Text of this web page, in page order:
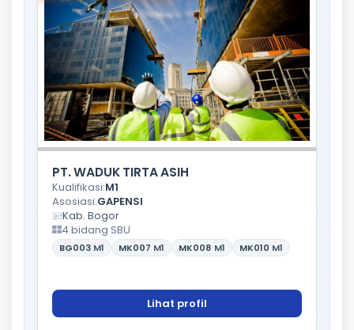
PT. WADUK TIRTA ASIH
Kualifikasi:M1
Asosiasi:GAPENSI
Kab. Bogor
4 bidang SBU
BG003 M1 MK007 M1 MK008 M1 MK010 M1
Lihat profil